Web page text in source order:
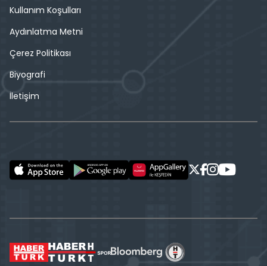
Kullanım Koşulları
Aydınlatma Metni
Çerez Politikası
Biyografi
İletişim